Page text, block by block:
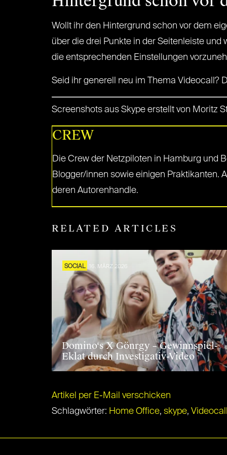
Wollt ihr den Hintergrund schon vor dem
über die drei Punkte in der Seitenleiste und
die entsprechenden Einstellungen
Seid ihr generell neu im Thema Videocall?
Screenshots aus Skype erstellt von Moritz
CREW
Die Crew der Netzpiloten in Hamburg und
Blogger/innen sowie einigen Praktikanten.
deren Autorenhandle.
RELATED ARTICLES
SOCIAL 16. MÄRZ 2026
Domino‘s X Gönrgy – Gewinnspiel-
Eklat durch Investigativ-Video
Artikel per E-Mail verschicken
Schlagwörter: Home Office, skype,